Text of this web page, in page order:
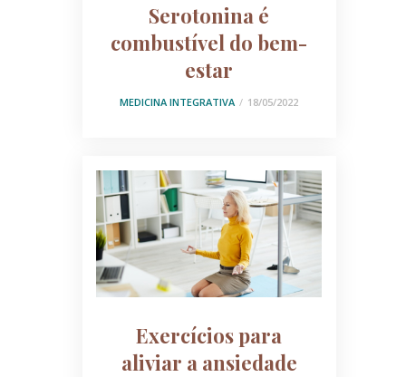
Serotonina é
combustível do bem-
estar
MEDICINA INTEGRATIVA 18/05/2022
Exercícios para
aliviar a ansiedade